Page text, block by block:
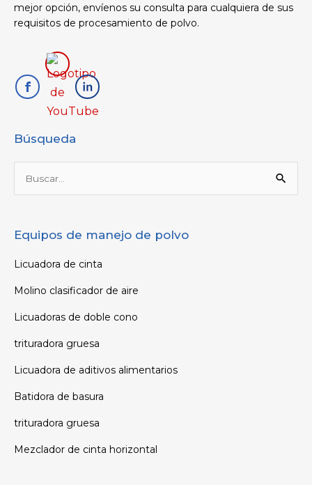
mejor opción, envíenos su consulta para cualquiera de sus
requisitos de procesamiento de polvo.
Búsqueda
Buscar
por:
Equipos de manejo de polvo
Licuadora de cinta
Molino clasificador de aire
Licuadoras de doble cono
trituradora gruesa
Licuadora de aditivos alimentarios
Batidora de basura
trituradora gruesa
Mezclador de cinta horizontal